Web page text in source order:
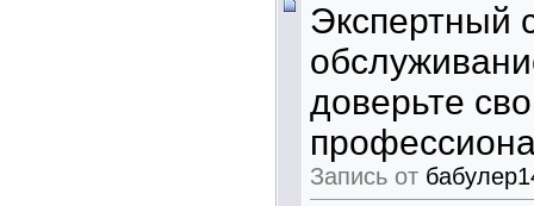
Экспертный
доверьте
Запись от